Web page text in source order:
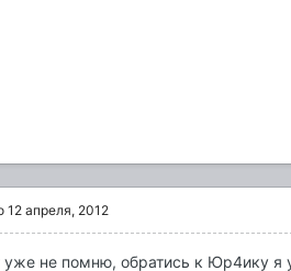
12 апреля, 2012
уже не помню, обратись к Юр4ику я